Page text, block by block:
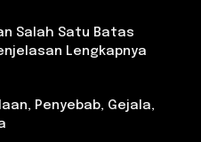
Salah Satu Batas
Lengkapnya
Penyebab, Gejala,